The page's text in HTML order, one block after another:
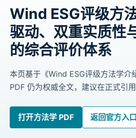
Wind ESG评级方
驱动、双重实质性
的综合评价体系
本页基于《Wind ESG评级方法学介
PDF 仍为权威全文，建议在正式引用
打开方法学 PDF 返回官方入口